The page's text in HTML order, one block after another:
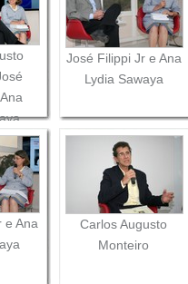
José Filippi Jr e Ana
Lydia Sawaya
e Ana
Carlos Augusto
Monteiro